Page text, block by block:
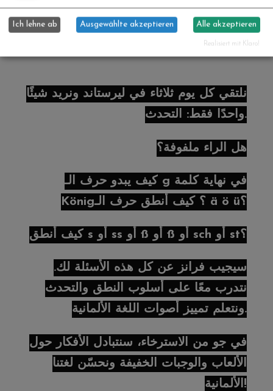
Ми часто готуємо разом і спілкуємося
німецькою.
نلتقي كل يوم ثلاثاء في ليرستاند ونريد شيئًا
واحدًا فقط: التحدث.
هل الراء ملفوفة؟
كيف يبدو حرف الـ g في نهاية كلمة
König؟ كيف أنطق حرف الـ ä ö ü؟
كيف أنطق s أو ss أو ß أو ß أو sch أو st؟
سيجيب فرانز عن كل هذه الأسئلة لك.
نتدرب معًا على أسلوب النطق والتحدث
ونتعلم تمييز أصوات اللغة الألمانية.
في جو من الاسترخاء، سنتبادل الأفكار حول
الألعاب والوجبات الخفيفة ونحسّن لغتنا
الألمانية!
Ich lehne ab Ausgewählte akzeptieren Alle akzeptieren
Realisiert mit Klaro!